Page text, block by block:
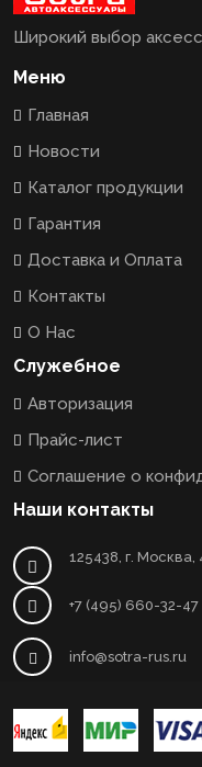
Широкий выбор
Меню
Главная
Новости
Каталог продукции
Гарантия
Доставка и Оплата
Контакты
О Нас
Служебное
Авторизация
Прайс-лист
Соглашение о
Наши контакты
125438, г.
+7 (495) 660-32-47
info@sotra-rus.ru